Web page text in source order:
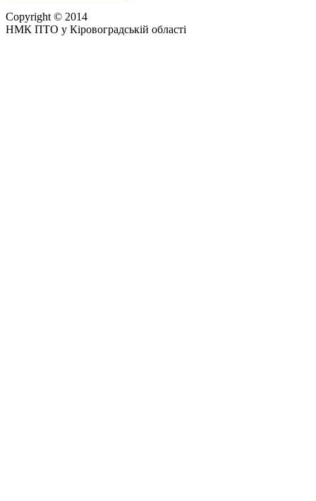
Copyright © 2014
НМК ПТО у Кіровоградській області